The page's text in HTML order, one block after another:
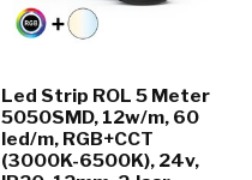
Led Strip ROL 5 Meter
5050SMD, 12w/m, 60
led/m, RGB+CCT
(3000K-6500K), 24v,